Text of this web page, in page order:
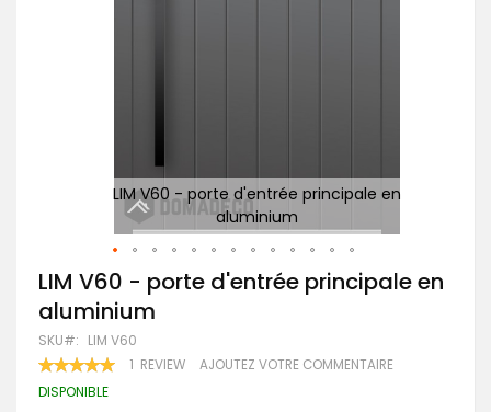
LIM V60 - porte d'entrée principale en
aluminium
Passer
au
début
de
la
Galerie
d’images
LIM V60 - porte d'entrée principale en
aluminium
SKU LIM V60
RATING: 1 REVIEW AJOUTEZ VOTRE COMMENTAIRE
DISPONIBLE